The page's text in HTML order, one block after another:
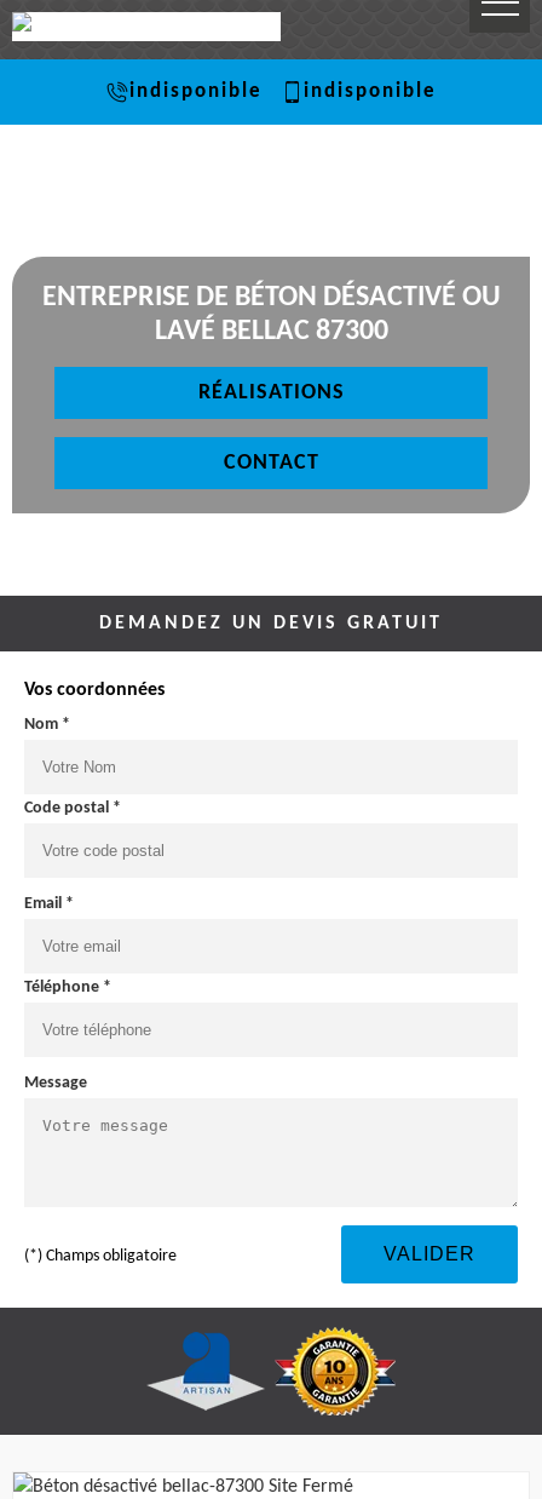
indisponible indisponible
ENTREPRISE DE BÉTON DÉSACTIVÉ OU
LAVÉ BELLAC 87300
RÉALISATIONS
CONTACT
DEMANDEZ UN DEVIS GRATUIT
Vos coordonnées
Nom *
Code postal *
Email *
Téléphone *
Message
(*) Champs obligatoire